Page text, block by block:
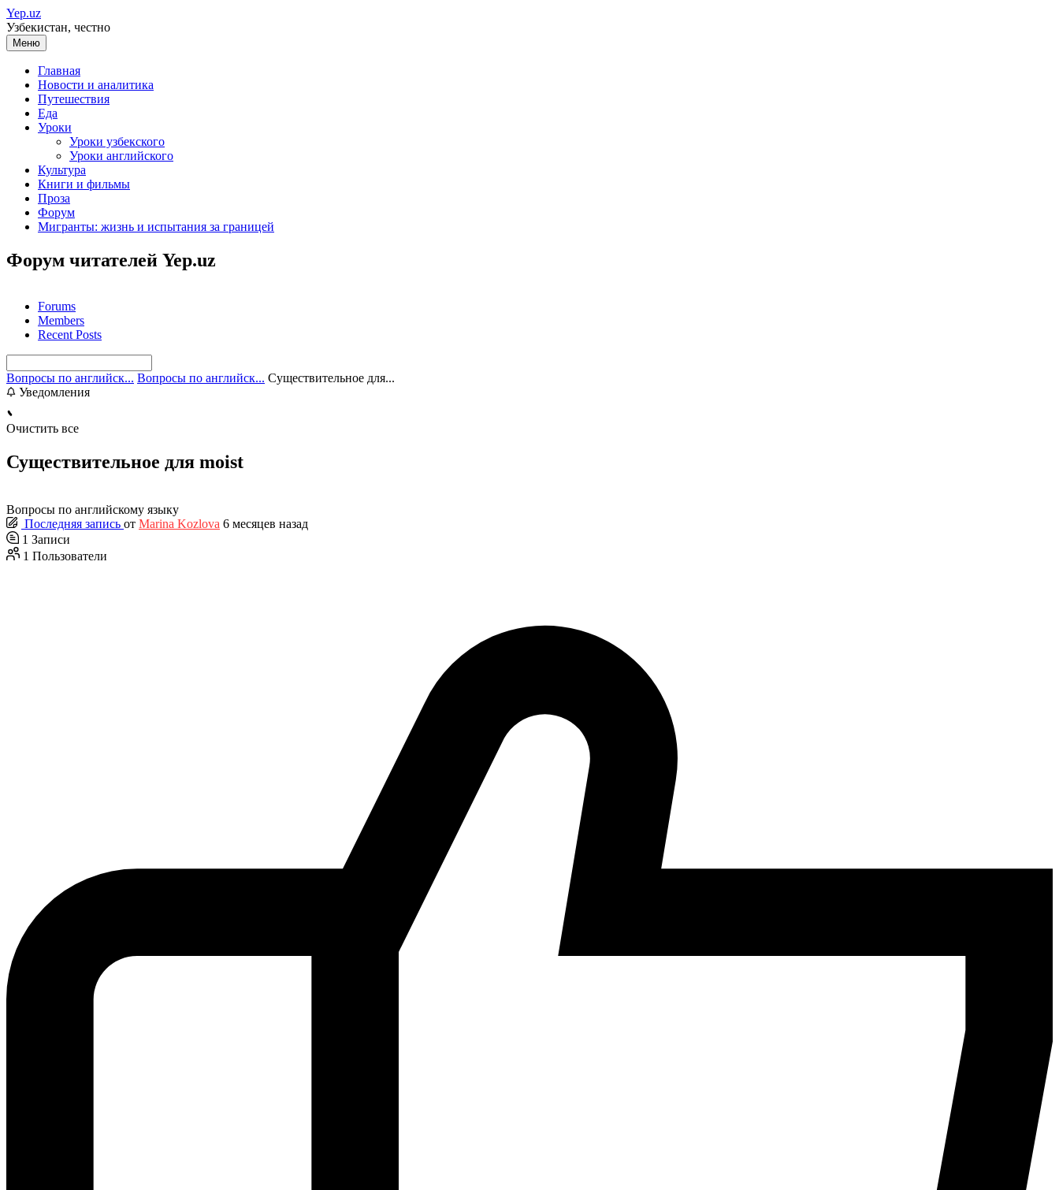
Перейти
к
содержимому
Yep.uz
Узбекистан, честно
Меню
Главная
Новости и аналитика
Путешествия
Еда
Уроки
Уроки узбекского
Уроки английского
Культура
Книги и фильмы
Проза
Форум
Мигранты: жизнь и испытания за границей
Форум читателей Yep.uz
Forums
Members
Recent Posts
Вопросы по английск... Вопросы по английск... Существительное для...
Уведомления
Очистить все
Существительное для moist
Вопросы по английскому языку
Последняя запись от Marina Kozlova 6 месяцев назад
1 Записи
1 Пользователи